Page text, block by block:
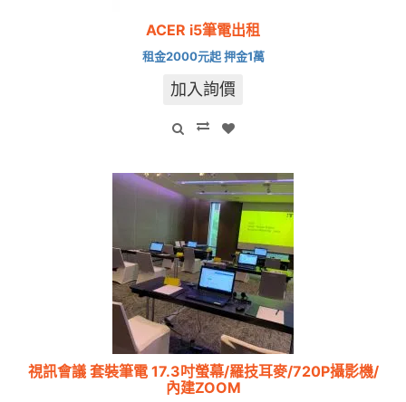
ACER i5筆電出租
租金2000元起 押金1萬
加入詢價
視訊會議 套裝筆電 17.3吋螢幕/羅技耳麥/720P攝影機/
內建ZOOM